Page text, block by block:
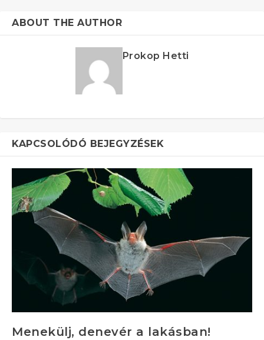
ABOUT THE AUTHOR
Prokop Hetti
KAPCSOLÓDÓ BEJEGYZÉSEK
Menekülj, denevér a lakásban!